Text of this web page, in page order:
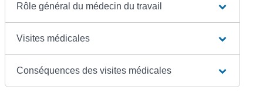
Rôle général du médecin du travail
Visites médicales
Conséquences des visites médicales